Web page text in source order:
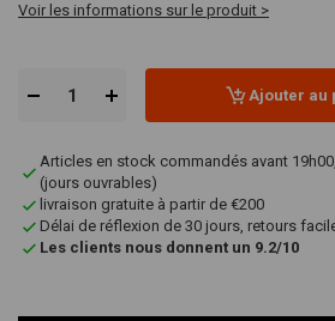
Voir les informations sur le produit >
Ajouter au
Articles en stock commandés avant
(jours ouvrables)
livraison gratuite à partir de €200
Délai de réflexion de 30 jours, retours
Les clients nous donnent un 9.2/10